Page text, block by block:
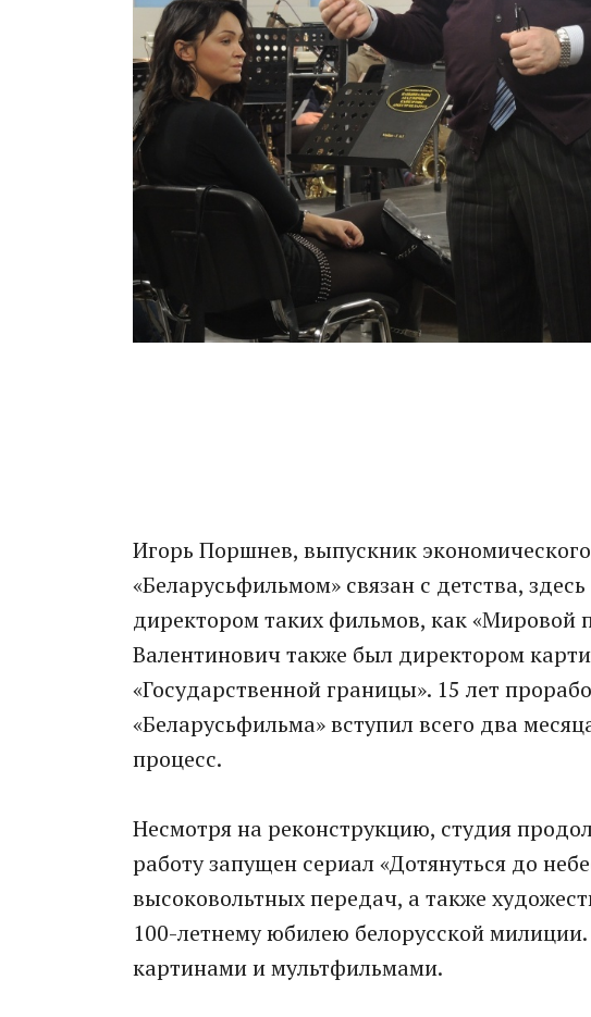
Игорь Поршнев, выпускник
«Беларусьфильмом» связан с детства,
директором таких фильмов, как «Мировой
Валентинович также был директором
«Государственной границы». 15 лет
«Беларусьфильма» вступил всего два
процесс.
Несмотря на реконструкцию, студия
работу запущен сериал «Дотянуться до
высоковольтных передач, а также
100-летнему юбилею белорусской
картинами и мультфильмами.